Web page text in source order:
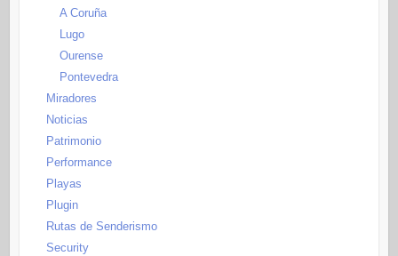
A Coruña
Lugo
Ourense
Pontevedra
Miradores
Noticias
Patrimonio
Performance
Playas
Plugin
Rutas de Senderismo
Security